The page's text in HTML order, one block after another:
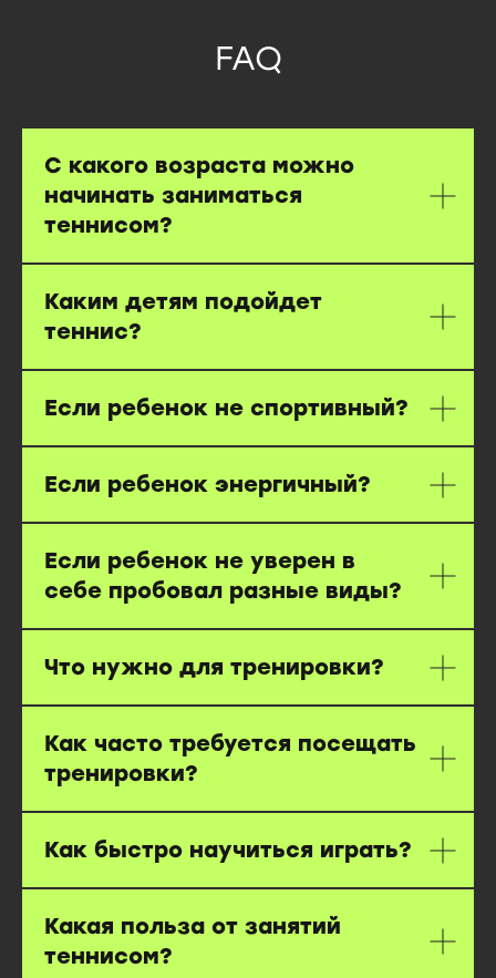
FAQ
С какого возраста можно
начинать заниматься
теннисом?
Каким детям подойдет
теннис?
Если ребенок не спортивный?
Если ребенок энергичный?
Если ребенок не уверен в
себе пробовал разные виды?
Что нужно для тренировки?
Как часто требуется посещать
тренировки?
Как быстро научиться играть?
Какая польза от занятий
теннисом?